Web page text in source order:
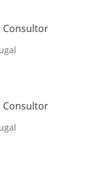
Consultor
Consultor